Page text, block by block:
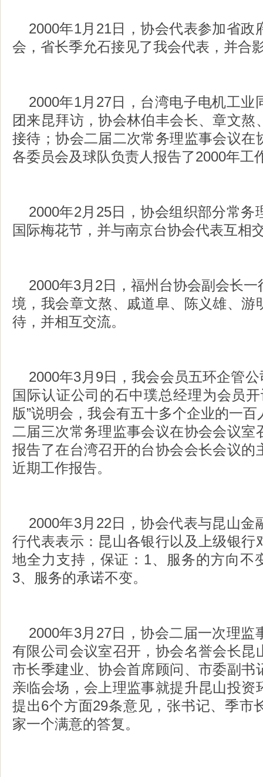
2000年1月21日，协会代表参加省政
会，省长季允石接见了我会代表，并合
2000年1月27日，台湾电子电机工业
团来昆拜访，协会林伯丰会长、章文熬
接待；协会二届二次常务理监事会议在
各委员会及球队负责人报告了2000年工
2000年2月25日，协会组织部分常务
国际梅花节，并与南京台协会代表互相
2000年3月2日，福州台协会副会长
境，我会章文熬、戚道阜、陈义雄、游
待，并相互交流。
2000年3月9日，我会会员五环企管
国际认证公司的石中璞总经理为会员开
版”说明会，我会有五十多个企业的一
二届三次常务理监事会议在协会会议室
报告了在台湾召开的台协会会长会议的
近期工作报告。
2000年3月22日，协会代表与昆山金
行代表表示：昆山各银行以及上级银行
地全力支持，保证：1、服务的方向不
3、服务的承诺不变。
2000年3月27日，协会二届一次理监
有限公司会议室召开，协会名誉会长昆
市长季建业、协会首席顾问、市委副书
亲临会场，会上理监事就提升昆山投资
提出6个方面29条意见，张书记、季市
家一个满意的答复。